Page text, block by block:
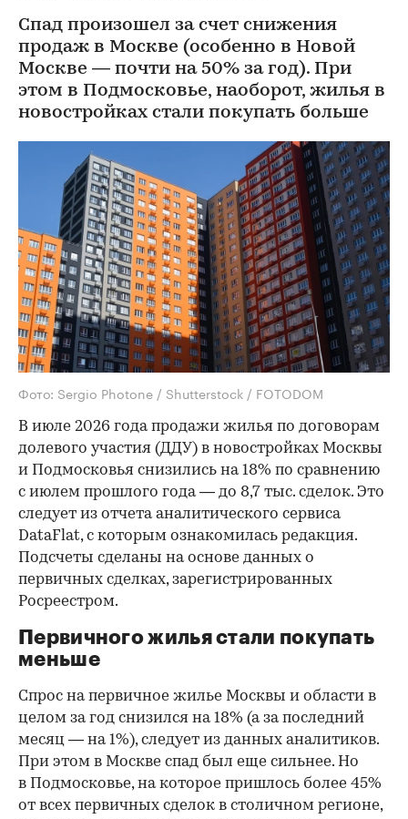
Спад произошел за счет снижения
продаж в Москве (особенно в Новой
Москве — почти на 50% за год). При
этом в Подмосковье, наоборот, жилья в
новостройках стали покупать больше
Фото: Sergio Photone / Shutterstock / FOTODOM
В июле 2026 года продажи жилья по договорам
долевого участия (ДДУ) в новостройках Москвы
и Подмосковья снизились на 18% по сравнению
с июлем прошлого года — до 8,7 тыс. сделок. Это
следует из отчета аналитического сервиса
DataFlat, с которым ознакомилась редакция.
Подсчеты сделаны на основе данных о
первичных сделках, зарегистрированных
Росреестром.
Первичного жилья стали покупать
меньше
Спрос на первичное жилье Москвы и области в
целом за год снизился на 18% (а за последний
месяц — на 1%), следует из данных аналитиков.
При этом в Москве спад был еще сильнее. Но
в Подмосковье, на которое пришлось более 45%
от всех первичных сделок в столичном регионе,